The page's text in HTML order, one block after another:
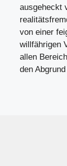
ausgeheckt
von einer
willfährigen
allen
den